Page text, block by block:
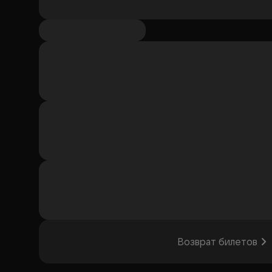
Возврат билетов